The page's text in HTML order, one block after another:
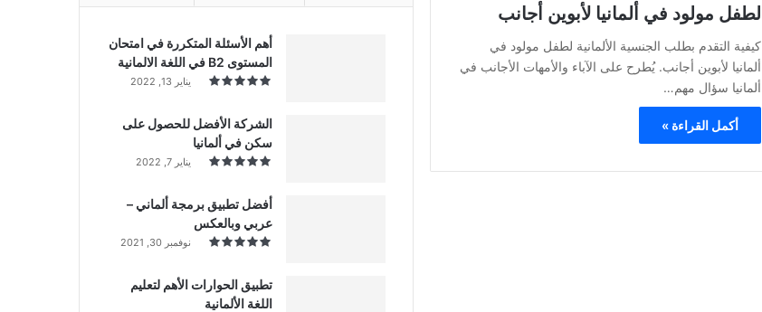
لطفل مولود في ألمانيا لأبوين أجانب
كيفية التقدم بطلب الجنسية الألمانية لطفل مولود في
ألمانيا لأبوين أجانب. يُطرح على الآباء والأمهات الأجانب في
ألمانيا سؤال مهم…
أكمل القراءة »
أهم الأسئلة المتكررة في امتحان
المستوى B2 في اللغة الالمانية
يناير 13, 2022
الشركة الأفضل للحصول على
سكن في ألمانيا
يناير 7, 2022
أفضل تطبيق برمجة ألماني –
عربي وبالعكس
نوفمبر 30, 2021
تطبيق الحوارات الأهم لتعليم
اللغة الألمانية